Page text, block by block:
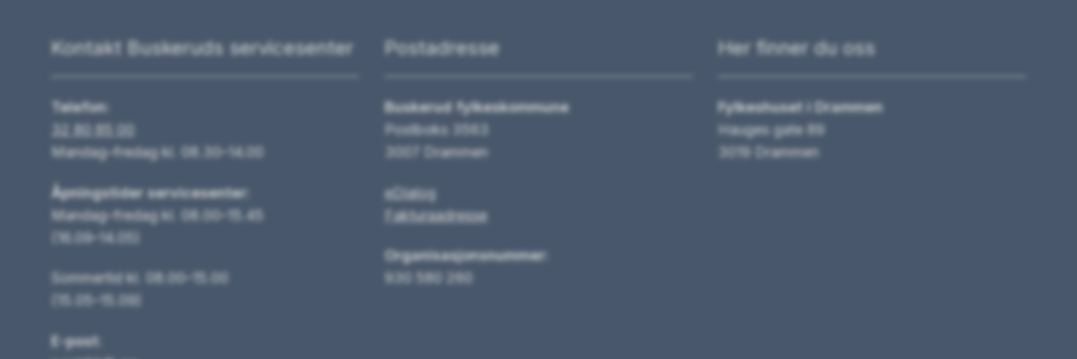
Kontakt Buskeruds servicesenter
Telefon:
32 80 85 00
Mandag–fredag kl. 08.30–14.00
Åpningstider servicesenter:
Mandag–fredag kl. 08.00–15.45
(16.09–14.05)
Sommertid kl. 08.00–15.00
(15.05–15.09)
E-post:
Postadresse
Buskerud fylkeskommune
Postboks 3563
3007 Drammen
eDialog
Fakturaadresse
Organisasjonsnummer:
930 580 260
Her finner du oss
Fylkeshuset i Drammen
Hauges gate 89
3019 Drammen